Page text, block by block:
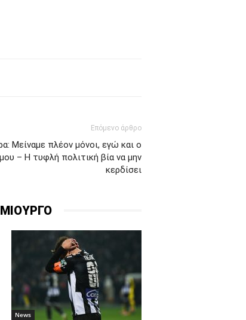
Επόμενο άρθρο
Μείναμε πλέον μόνοι, εγώ και ο
– Η τυφλή πολιτική βία να μην
κερδίσει
News